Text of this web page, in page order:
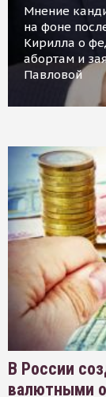
Мнение
на фоне
Кирилла о
абортам и
Павловой
В России
валютными